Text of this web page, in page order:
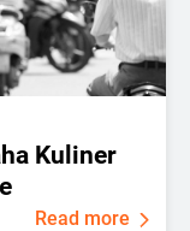
Kuliner
Read more